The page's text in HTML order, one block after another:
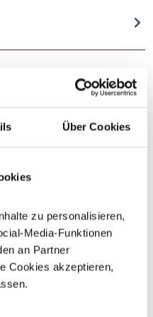
Über Cookies
zu personalisieren,
Media-Funktionen
an Partner
Cookies akzeptieren,
Frage zum Artikel
Grillzubehör